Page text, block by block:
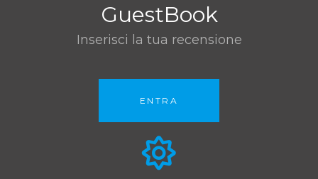
GuestBook
Inserisci la tua recensione
ENTRA